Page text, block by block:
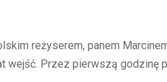
reżyserem, panem
Przez pierwszą godzinę